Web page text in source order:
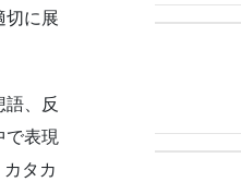
切に展
、反
で表現
タカ